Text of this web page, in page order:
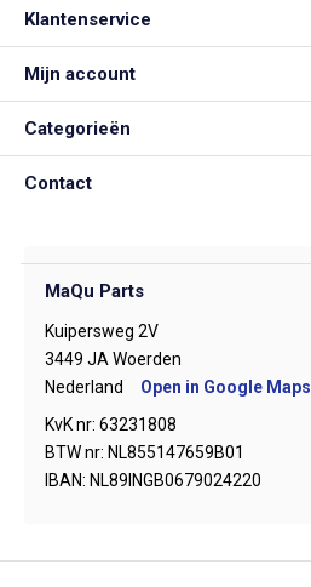
Klantenservice
Mijn account
Categorieën
Contact
MaQu Parts
Kuipersweg 2V
3449 JA Woerden
Nederland
Open in Google Maps
KvK nr: 63231808
BTW nr: NL855147659B01
IBAN: NL89INGB0679024220